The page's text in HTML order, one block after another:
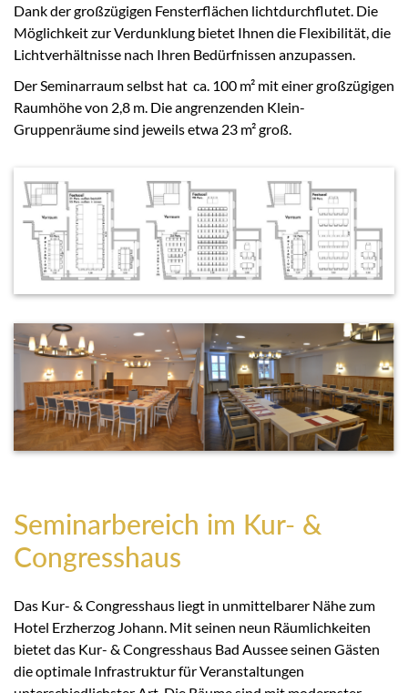
Dank der großzügigen Fensterflächen lichtdurchflutet. Die
Möglichkeit zur Verdunklung bietet Ihnen die Flexibilität, die
Lichtverhältnisse nach Ihren Bedürfnissen anzupassen.
Der Seminarraum selbst hat ca. 100 m² mit einer großzügigen
Raumhöhe von 2,8 m. Die angrenzenden Klein-
Gruppenräume sind jeweils etwa 23 m² groß.
Seminarbereich im Kur- &
Congresshaus
Das Kur- & Congresshaus liegt in unmittelbarer Nähe zum
Hotel Erzherzog Johann. Mit seinen neun Räumlichkeiten
bietet das Kur- & Congresshaus Bad Aussee seinen Gästen
die optimale Infrastruktur für Veranstaltungen